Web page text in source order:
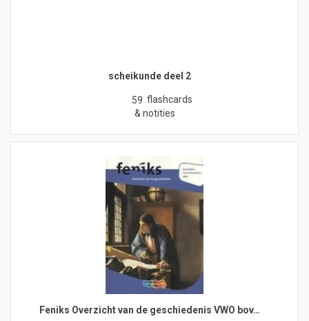
scheikunde deel 2
59 flashcards
& notities
Feniks Overzicht van de geschiedenis VWO bov…